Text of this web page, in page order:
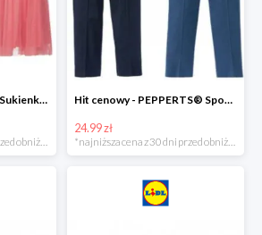
Hit cenowy - LUPILU® Sukienka dziewczęca Hit cenowy - PEPPERTS® Spodnie garniturowe młodzieżowe
24.99 zł